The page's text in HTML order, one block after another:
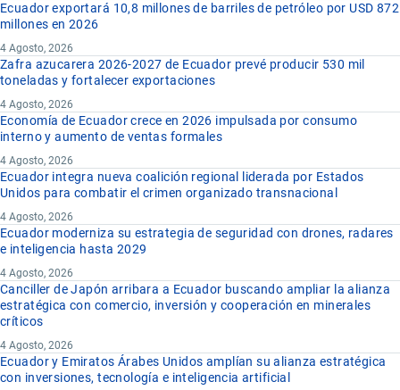
Ecuador exportará 10,8 millones de barriles de petróleo por USD 872
millones en 2026
4 Agosto, 2026
Zafra azucarera 2026-2027 de Ecuador prevé producir 530 mil
toneladas y fortalecer exportaciones
4 Agosto, 2026
Economía de Ecuador crece en 2026 impulsada por consumo
interno y aumento de ventas formales
4 Agosto, 2026
Ecuador integra nueva coalición regional liderada por Estados
Unidos para combatir el crimen organizado transnacional
4 Agosto, 2026
Ecuador moderniza su estrategia de seguridad con drones, radares
e inteligencia hasta 2029
4 Agosto, 2026
Canciller de Japón arribara a Ecuador buscando ampliar la alianza
estratégica con comercio, inversión y cooperación en minerales
críticos
4 Agosto, 2026
Ecuador y Emiratos Árabes Unidos amplían su alianza estratégica
con inversiones, tecnología e inteligencia artificial